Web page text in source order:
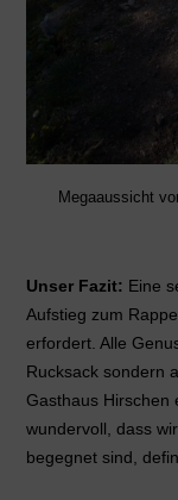
Megaaussicht
Unser Fazit: Eine
Aufstieg zum
erfordert. Alle
Rucksack sondern
Gasthaus Hirschen
wundervoll, dass
begegnet sind,